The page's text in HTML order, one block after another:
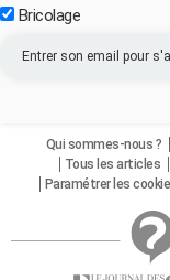
Bricolage
Qui sommes-nous ?
Tous les articles
Paramétrer les